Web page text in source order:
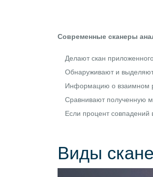
Современные сканеры
Делают скан
Обнаруживают и
Информацию о взаимном
Сравнивают полученную
Если процент совпадений
Виды